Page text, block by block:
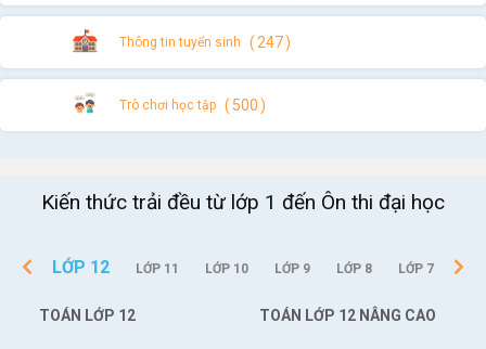
247
Thông tin tuyển sinh
500
Trò chơi học tập
Kiến thức trải đều từ lớp 1 đến Ôn thi đại học
LỚP 12 LỚP 11 LỚP 10 LỚP 9 LỚP 8 LỚP 7
TOÁN LỚP 12 TOÁN LỚP 12 NÂNG CAO